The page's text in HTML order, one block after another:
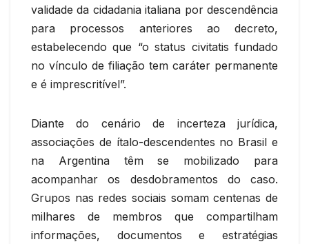
validade da cidadania italiana por descendência
para processos anteriores ao decreto,
estabelecendo que “o status civitatis fundado
no vínculo de filiação tem caráter permanente
e é imprescritível”.
Diante do cenário de incerteza jurídica,
associações de ítalo-descendentes no Brasil e
na Argentina têm se mobilizado para
acompanhar os desdobramentos do caso.
Grupos nas redes sociais somam centenas de
milhares de membros que compartilham
informações, documentos e estratégias